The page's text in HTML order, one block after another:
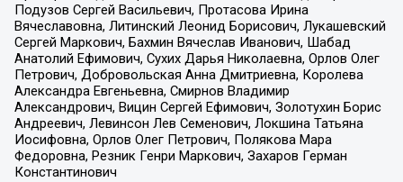
Подузов Сергей Васильевич, Протасова Ирина
Вячеславовна, Литинский Леонид Борисович, Лукашевский
Сергей Маркович, Бахмин Вячеслав Иванович, Шабад
Анатолий Ефимович, Сухих Дарья Николаевна, Орлов Олег
Петрович, Добровольская Анна Дмитриевна, Королева
Александра Евгеньевна, Смирнов Владимир
Александрович, Вицин Сергей Ефимович, Золотухин Борис
Андреевич, Левинсон Лев Семенович, Локшина Татьяна
Иосифовна, Орлов Олег Петрович, Полякова Мара
Федоровна, Резник Генри Маркович, Захаров Герман
Константинович